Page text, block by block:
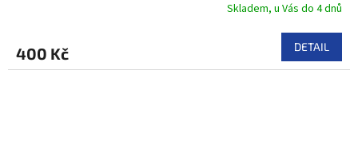
Skladem, u Vás do 4 dnů
400 Kč DETAIL